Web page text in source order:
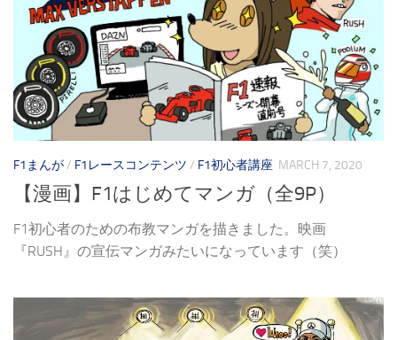
F1まんが/ F1レースコンテンツ / F1初心者講座 MARCH 7, 2020
【漫画】F1はじめてマンガ（全9P）
F1初心者のための布教マンガを描きました。映画
『RUSH』の宣伝マンガみたいになっています（笑）